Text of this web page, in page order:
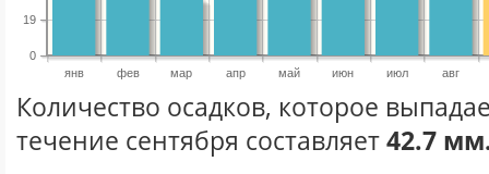
янв фев мар апр май июн июл авг
0
19
Количество осадков, которое
течение сентября составляет42.7